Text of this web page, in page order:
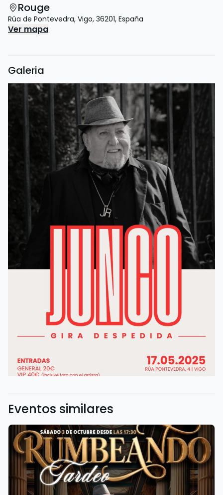
Rouge
Rúa de Pontevedra, Vigo, 36201, España
Ver mapa
Galeria
Eventos similares